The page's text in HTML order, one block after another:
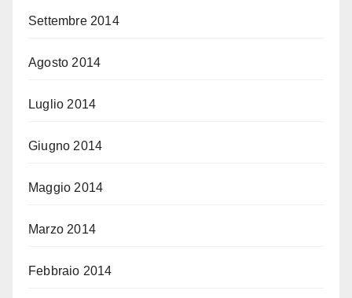
Settembre 2014
Agosto 2014
Luglio 2014
Giugno 2014
Maggio 2014
Marzo 2014
Febbraio 2014